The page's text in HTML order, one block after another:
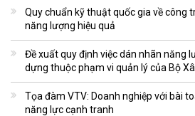
Quy chuẩn kỹ thuật quốc gia về công
năng lượng hiệu quả
Đề xuất quy định việc dán nhãn năng
dựng thuộc phạm vi quản lý của Bộ
Tọa đàm VTV: Doanh nghiệp với bài
năng lực cạnh tranh